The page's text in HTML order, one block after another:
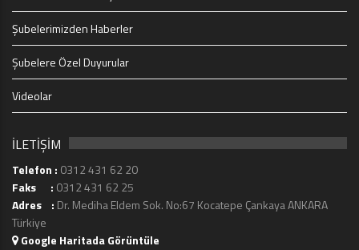
Şubelerimizden Haberler
Şubelere Özel Duyurular
Videolar
İLETİŞİM
Telefon : 0312 431 62 20
Faks : 0312 431 62 25
Adres : Dr. Mediha Eldem Sok. No:67 Kocatepe Çankaya ANKARA
Türkiye
Google Haritada Görüntüle